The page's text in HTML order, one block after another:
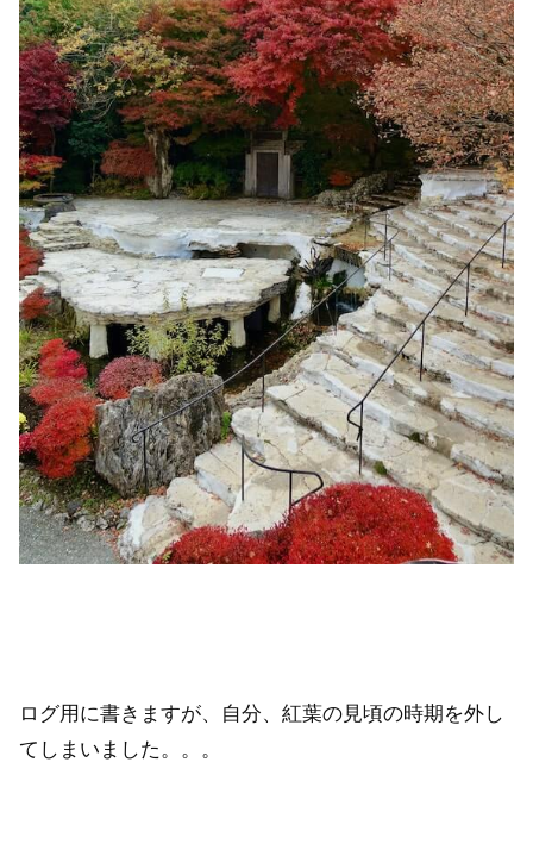
ログ用に書きますが、自分、紅葉の見頃の時期を外し
てしまいました。。。